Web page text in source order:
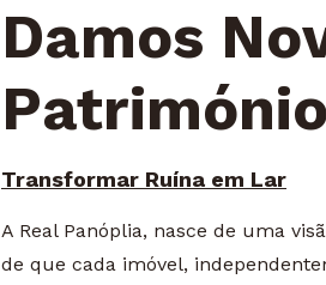
Damos
Património
Transformar Ruína em Lar
A Real Panóplia, nasce de uma
de que cada imóvel,